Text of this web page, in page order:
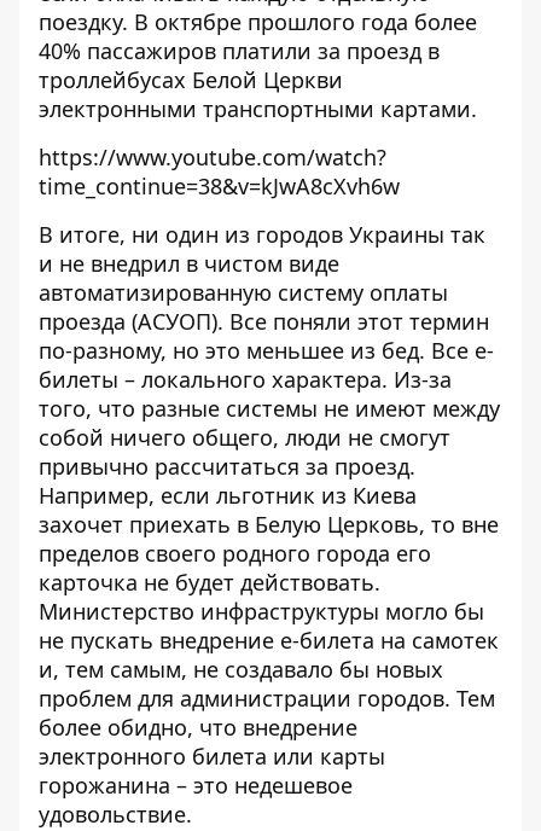
поездку. В октябре прошлого года более
40% пассажиров платили за проезд в
троллейбусах Белой Церкви
электронными транспортными картами.
https://www.youtube.com/watch?
time_continue=38&v=kJwA8cXvh6w
В итоге, ни один из городов Украины так
и не внедрил в чистом виде
автоматизированную систему оплаты
проезда (АСУОП). Все поняли этот термин
по-разному, но это меньшее из бед. Все е-
билеты – локального характера. Из-за
того, что разные системы не имеют между
собой ничего общего, люди не смогут
привычно рассчитаться за проезд.
Например, если льготник из Киева
захочет приехать в Белую Церковь, то вне
пределов своего родного города его
карточка не будет действовать.
Министерство инфраструктуры могло бы
не пускать внедрение е-билета на самотек
и, тем самым, не создавало бы новых
проблем для администрации городов. Тем
более обидно, что внедрение
электронного билета или карты
горожанина – это недешевое
удовольствие.